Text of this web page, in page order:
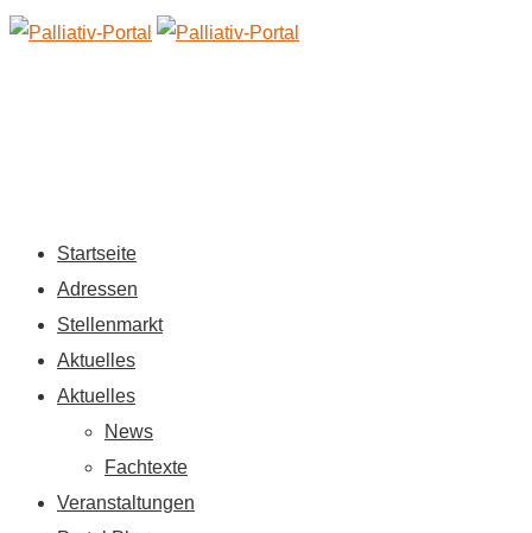
Startseite
Adressen
Stellenmarkt
Aktuelles
Aktuelles
News
Fachtexte
Veranstaltungen